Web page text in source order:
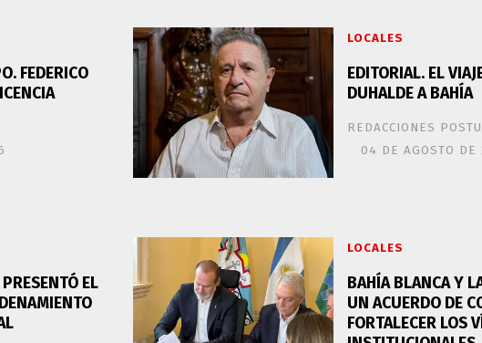
FEDERICO
EDITORIAL. EL
DUHALDE A BAHÍA
REDACCIONES
LOCALES
04 DE AGOSTO DE
EL
BAHÍA BLANCA Y
UN ACUERDO DE
FORTALECER LOS
LOCALES